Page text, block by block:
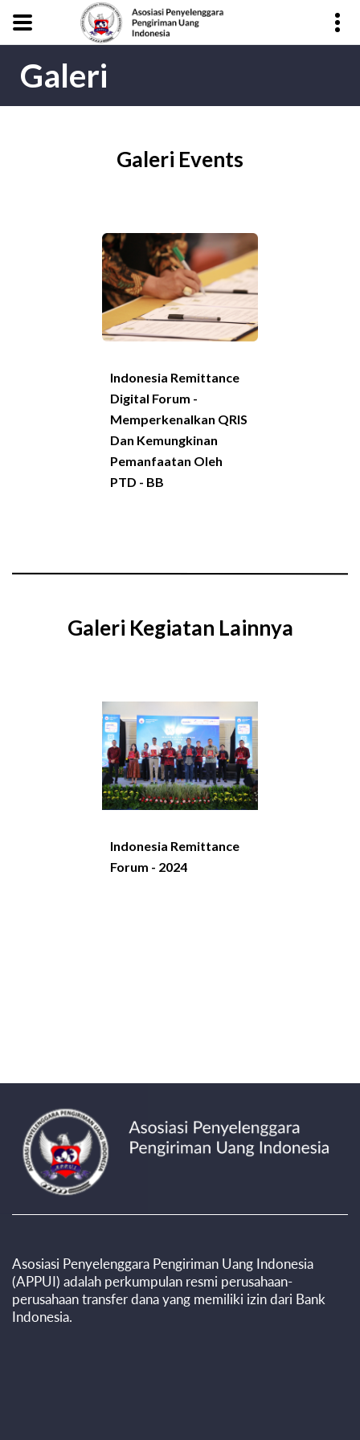
Galeri
Galeri Events
Indonesia Remittance
Digital Forum -
Memperkenalkan QRIS
Dan Kemungkinan
Pemanfaatan Oleh
PTD - BB
Galeri Kegiatan Lainnya
Indonesia Remittance
Forum - 2024
Asosiasi Penyelenggara Pengiriman Uang Indonesia
(APPUI) adalah perkumpulan resmi perusahaan-
perusahaan transfer dana yang memiliki izin dari Bank
Indonesia.